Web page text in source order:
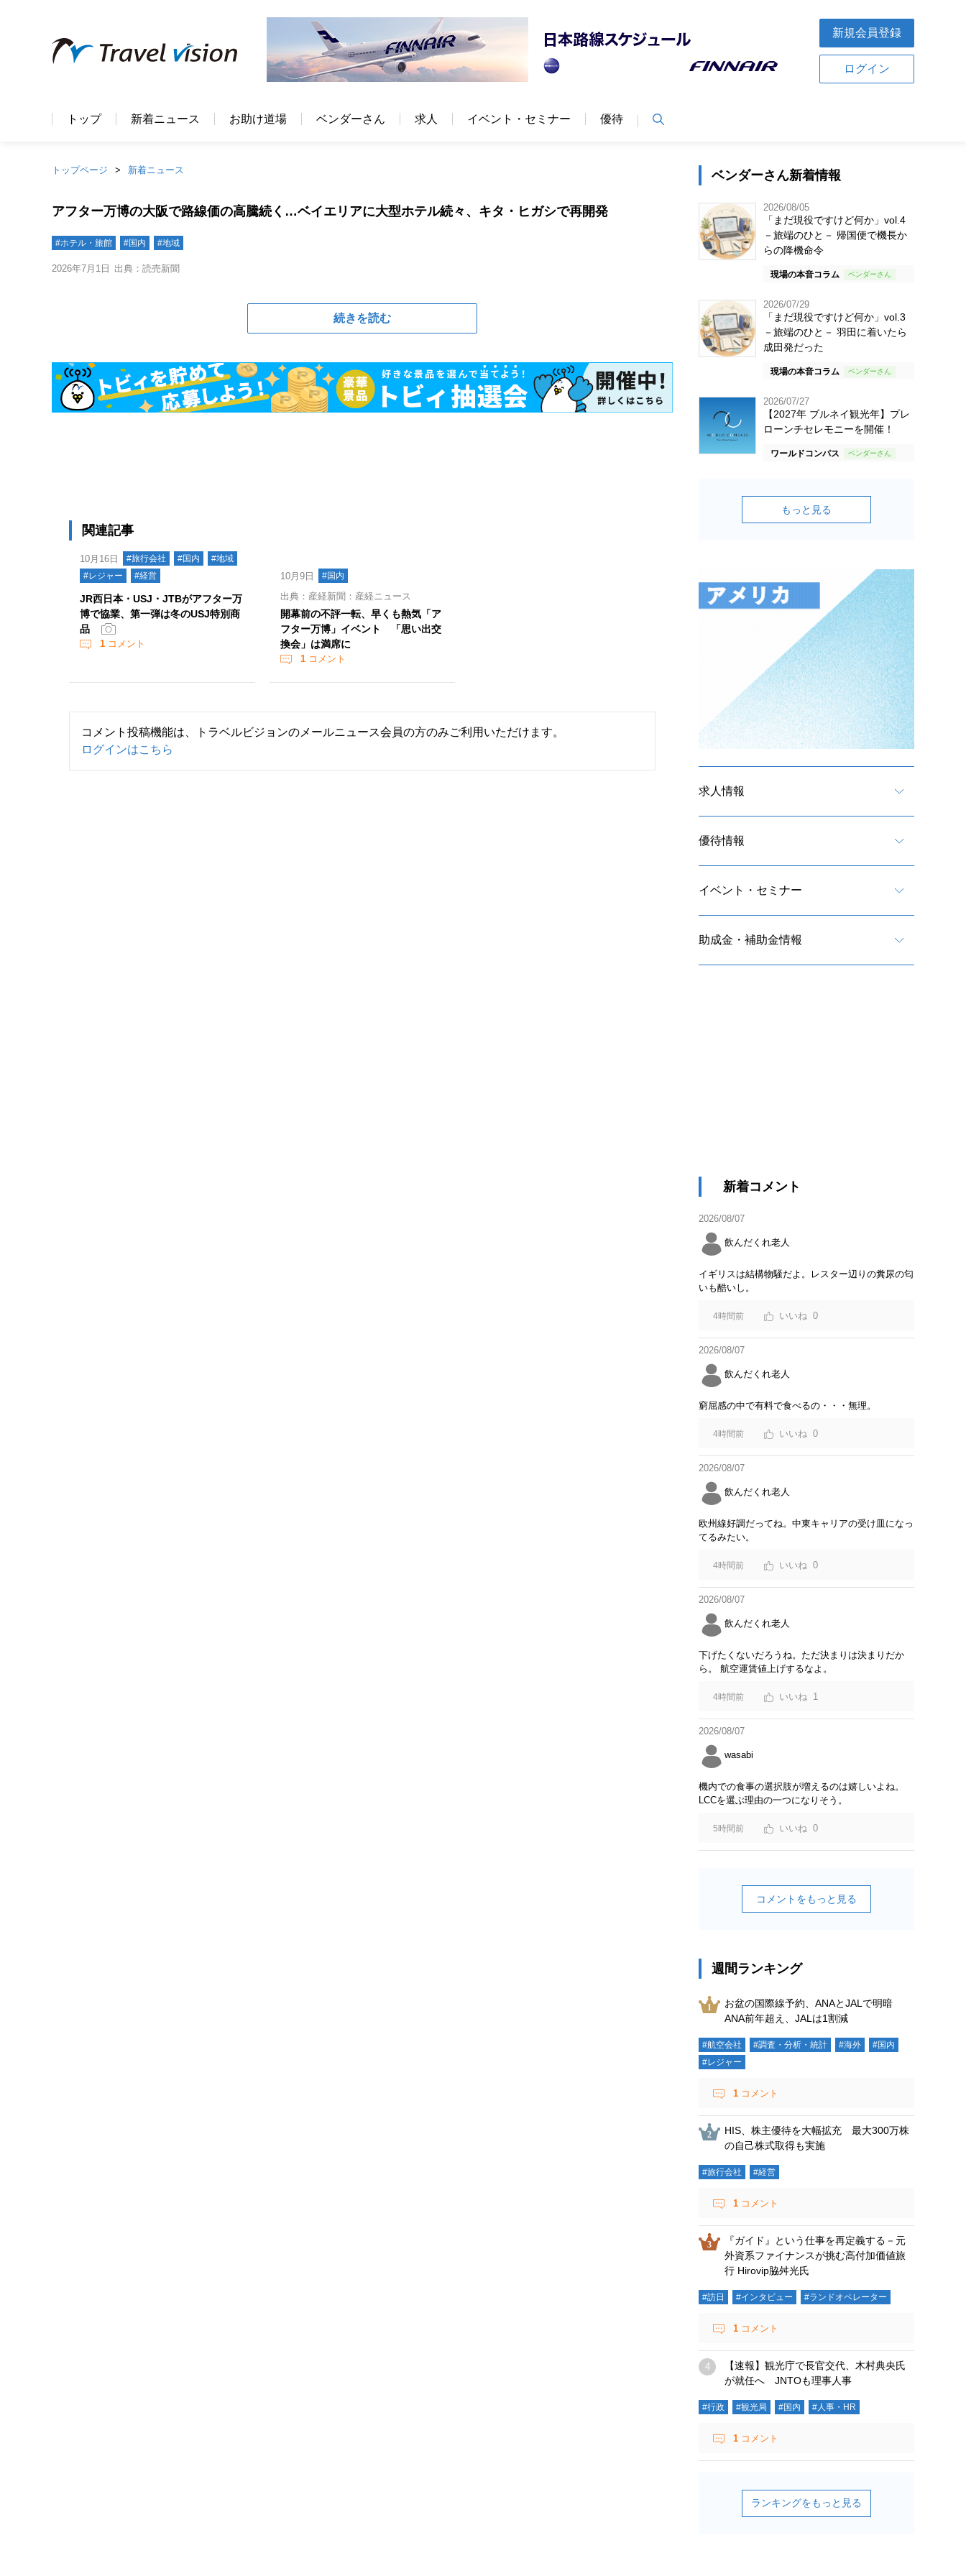
新規会員登録
ログイン
トップ 新着ニュース お助け道場 ベンダーさん 求人 イベント・セミナー 優待
トップページ 新着ニュース
アフター万博の大阪で路線価の高騰続く…ベイエリアに大型ホテル続々、キタ・ヒガシで再開発
#ホテル・旅館 #国内 #地域
2026年7月1日 出典：読売新聞
続きを読む
関連記事
10月16日 #旅行会社 #国内
#地域
#レジャー
#経営
JR西日本・USJ・JTBがアフター万
博で協業、第一弾は冬のUSJ特別商
品
1 コメント
10月9日 #国内
出典：産経新聞：産経ニュース
開幕前の不評一転、早くも熱気「ア
フター万博」イベント 「思い出交
換会」は満席に
1コメント
コメント投稿機能は、トラベルビジョンのメールニュース会員の方のみご利用いただけます。
ログインはこちら
ベンダーさん新着情報
2026/08/05
「まだ現役ですけど何か」vol.4
－旅端のひと－ 帰国便で機長か
らの降機命令
現場の本音コラム
2026/07/29
「まだ現役ですけど何か」vol.3
－旅端のひと－ 羽田に着いたら
成田発だった
現場の本音コラム
2026/07/27
【2027年 ブルネイ観光年】プレ
ローンチセレモニーを開催！
ワールドコンパス
もっと見る
求人情報
優待情報
イベント・セミナー
助成金・補助金情報
新着コメント
2026/08/07
飲んだくれ老人
イギリスは結構物騒だよ。レスター辺りの糞尿の匂
いも酷いし。
4時間前 0
2026/08/07
飲んだくれ老人
窮屈感の中で有料で食べるの・・・無理。
4時間前 0
2026/08/07
飲んだくれ老人
欧州線好調だってね。中東キャリアの受け皿になっ
てるみたい。
4時間前 0
2026/08/07
飲んだくれ老人
下げたくないだろうね。ただ決まりは決まりだか
ら。 航空運賃値上げするなよ。
4時間前 1
2026/08/07
wasabi
機内での食事の選択肢が増えるのは嬉しいよね。
LCCを選ぶ理由の一つになりそう。
5時間前 0
コメントをもっと見る
週間ランキング
お盆の国際線予約、ANAとJALで明暗
ANA前年超え、JALは1割減
#航空会社 #調査・分析・統計 #海外
#国内
#レジャー
1 コメント
HIS、株主優待を大幅拡充 最大300万株
の自己株式取得も実施
#旅行会社 #経営
1 コメント
『ガイド』という仕事を再定義する－元
外資系ファイナンスが挑む高付加価値旅
行 Hirovip脇舛光氏
#訪日 #インタビュー #ランドオペレーター
1 コメント
【速報】観光庁で長官交代、木村典央氏
が就任へ JNTOも理事人事
#行政 #観光局 #国内 #人事・HR
1 コメント